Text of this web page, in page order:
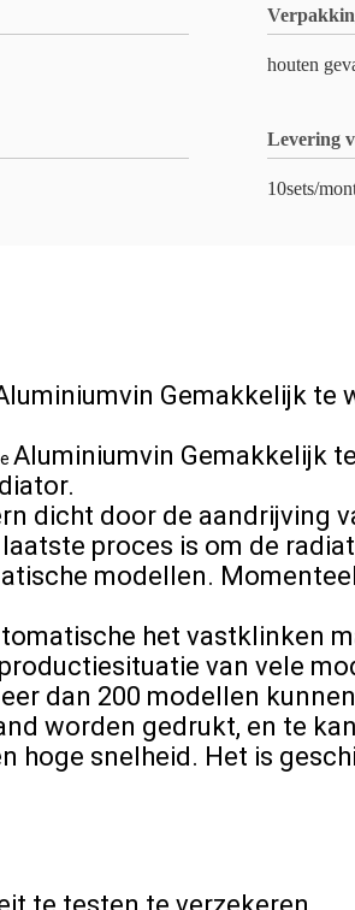
houten
Levering
10sets/
Gemakkelijk te
Aluminiumvin Gemakkelijk
dicht door de aandrijving
proces is om de
modellen.
het vastklinken
van vele
dan 200 modellen
worden gedrukt, en te
snelheid. Het is